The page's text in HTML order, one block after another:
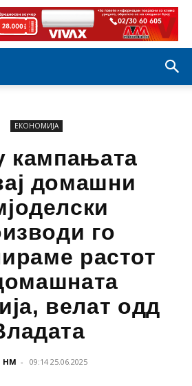
ЕКОНОМИЈА
кампањата
домашни
го
растот
велат одд
НМ - 09:14 25.06.2025